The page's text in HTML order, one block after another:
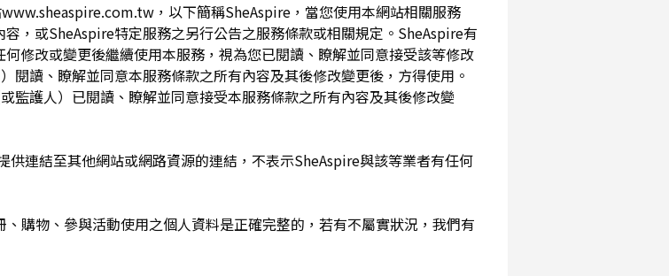
，以下簡稱SheAspire，當您使用本網站相關服務
，或SheAspire特定服務之另行公告之服務條款或相關規定。SheAspire有
修改或變更後繼續使用本服務，視為您已閱讀、瞭解並同意接受該等修改
讀、瞭解並同意本服務條款之所有內容及其後修改變更後，方得使用。
監護人）已閱讀、瞭解並同意接受本服務條款之所有內容及其後修改變
連結至其他網站或網路資源的連結，不表示SheAspire與該等業者有任何
購物、參與活動使用之個人資料是正確完整的，若有不屬實狀況，我們有